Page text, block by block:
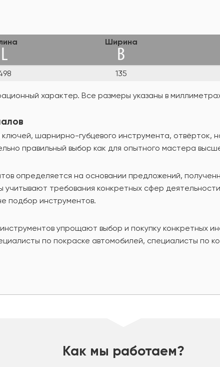
Ширина
135
характер. Все размеры указаны в
шарнирно-губцевого инструмента, отвёрток,
правильный выбор как для опытного мастера
определяется на основании предложений,
учитывают требования конкретных сфер
подбор инструментов.
упрощают выбор и покупку конкретных
по покраске автомобилей, специалисты по
Как мы работаем?